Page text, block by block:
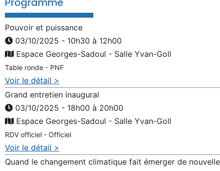
Pouvoir et puissance
03/10/2025 - 10h30 à 12h00
Espace Georges-Sadoul - Salle Yvan-Goll
Table ronde - PNF
Voir le détail >
Grand entretien inaugural
03/10/2025 - 18h00 à 20h00
Espace Georges-Sadoul - Salle Yvan-Goll
RDV officiel - Officiel
Voir le détail >
Quand le changement climatique fait émerger de